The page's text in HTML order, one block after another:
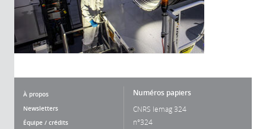
À propos
Newsletters
Équipe / crédits
Numéros papiers
CNRS lemag 324
n°324